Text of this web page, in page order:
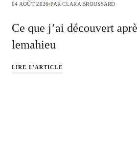
04 AOÛT 2026 PAR CLARA BROUSSARD
Ce que j’ai découvert
lemahieu
LIRE L'ARTICLE